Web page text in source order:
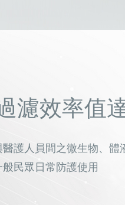
濾效率值
醫護人員間之微生物、體
民眾日常防護使用